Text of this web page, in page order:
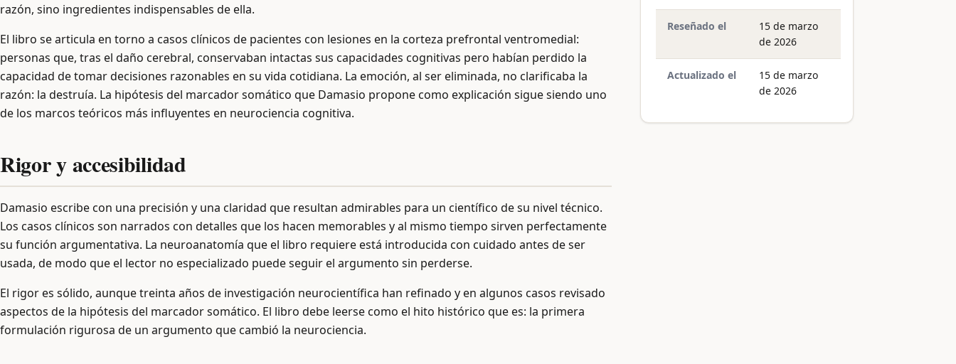
razón, sino ingredientes indispensables de ella.
El libro se articula en torno a casos clínicos de pacientes con lesiones en la corteza prefrontal ventromedial:
personas que, tras el daño cerebral, conservaban intactas sus capacidades cognitivas pero habían perdido la
capacidad de tomar decisiones razonables en su vida cotidiana. La emoción, al ser eliminada, no clarificaba la
razón: la destruía. La hipótesis del marcador somático que Damasio propone como explicación sigue siendo uno
de los marcos teóricos más influyentes en neurociencia cognitiva.
Rigor y accesibilidad
Damasio escribe con una precisión y una claridad que resultan admirables para un científico de su nivel técnico.
Los casos clínicos son narrados con detalles que los hacen memorables y al mismo tiempo sirven perfectamente
su función argumentativa. La neuroanatomía que el libro requiere está introducida con cuidado antes de ser
usada, de modo que el lector no especializado puede seguir el argumento sin perderse.
El rigor es sólido, aunque treinta años de investigación neurocientífica han refinado y en algunos casos revisado
aspectos de la hipótesis del marcador somático. El libro debe leerse como el hito histórico que es: la primera
formulación rigurosa de un argumento que cambió la neurociencia.
Reseñado el
15 de marzo
de 2026
Actualizado el
15 de marzo
de 2026